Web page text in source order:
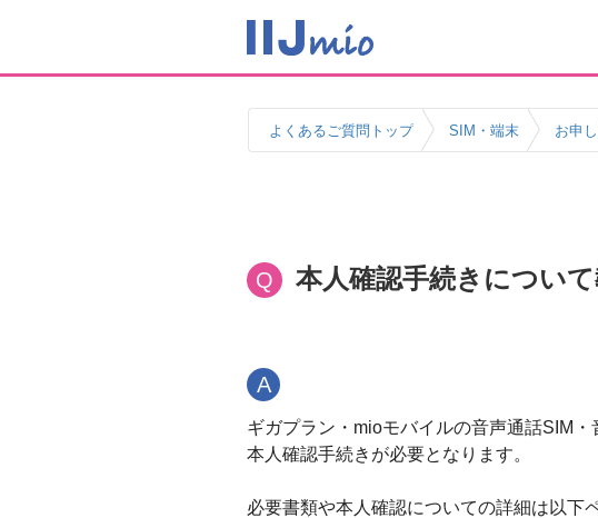
よくあるご質問トップ SIM・端末 お申
Q 本人確認手続きについ
A
ギガプラン・mioモバイルの音声通話SIM
本人確認手続きが必要となります。
必要書類や本人確認についての詳細は以下